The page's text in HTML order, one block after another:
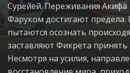
Сурейей. Переживания Акифа
Фаруком достигают
пытаются осознать
заставляют Фикрета
Несмотря на усилия,